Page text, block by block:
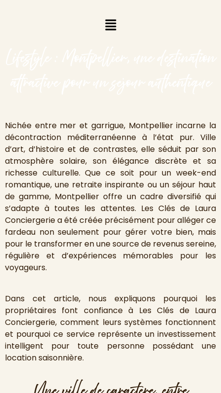
Nichée entre mer et garrigue, Montpellier incarne la
décontraction méditerranéenne à l’état pur. Ville
d’art, d’histoire et de contrastes, elle séduit par son
atmosphère solaire, son élégance discrète et sa
richesse culturelle. Que ce soit pour un week-end
romantique, une retraite inspirante ou un séjour haut
de gamme, Montpellier offre un cadre diversifié qui
s’adapte à toutes les attentes. Les Clés de Laura
Conciergerie a été créée précisément pour alléger ce
fardeau non seulement pour gérer votre bien, mais
pour le transformer en une source de revenus sereine,
régulière et d’expériences mémorables pour les
voyageurs.
Dans cet article, nous expliquons pourquoi les
propriétaires font confiance à Les Clés de Laura
Conciergerie, comment leurs systèmes fonctionnent
et pourquoi ce service représente un investissement
intelligent pour toute personne possédant une
location saisonnière.